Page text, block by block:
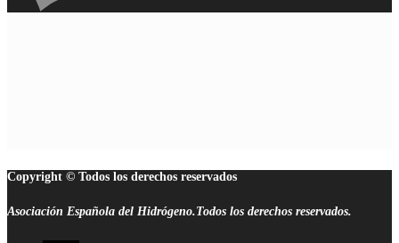
Copyright © Todos los derechos reservados
Asociación Española del Hidrógeno.Todos los derechos reservados.